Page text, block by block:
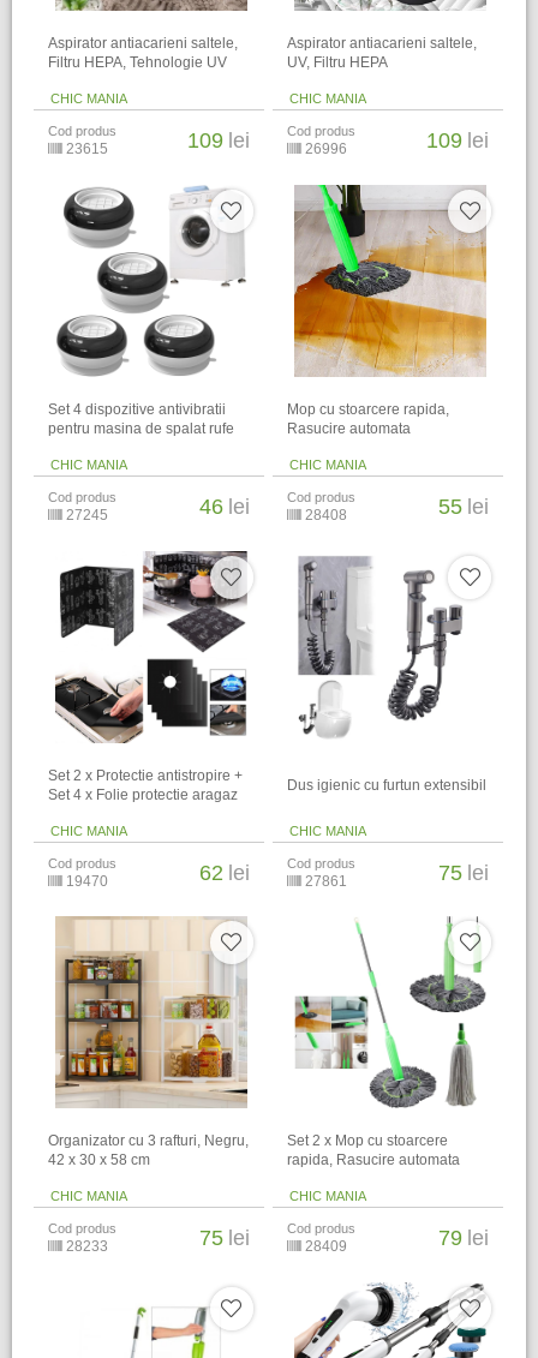
Aspirator antiacarieni saltele,
Filtru HEPA, Tehnologie UV
CHIC MANIA
Cod produs
23615 109 lei
Aspirator antiacarieni saltele,
UV, Filtru HEPA
CHIC MANIA
Cod produs
26996 109 lei
Set 4 dispozitive antivibratii
pentru masina de spalat rufe
CHIC MANIA
Cod produs
27245 46 lei
Mop cu stoarcere rapida,
Rasucire automata
CHIC MANIA
Cod produs
28408 55 lei
Set 2 x Protectie antistropire +
Set 4 x Folie protectie aragaz
CHIC MANIA
Cod produs
19470 62 lei
Dus igienic cu furtun extensibil
CHIC MANIA
Cod produs
27861 75 lei
Organizator cu 3 rafturi, Negru,
42 x 30 x 58 cm
CHIC MANIA
Cod produs
28233 75 lei
Set 2 x Mop cu stoarcere
rapida, Rasucire automata
CHIC MANIA
Cod produs
28409 79 lei